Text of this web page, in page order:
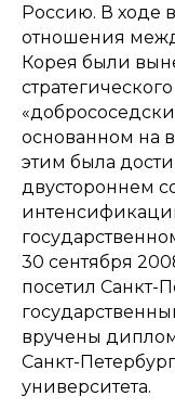
Россию. В ходе
отношения
Корея были
основанном на
этим была
двустороннем
30 сентября
посетил Санкт-
вручены
Санкт-
университета.